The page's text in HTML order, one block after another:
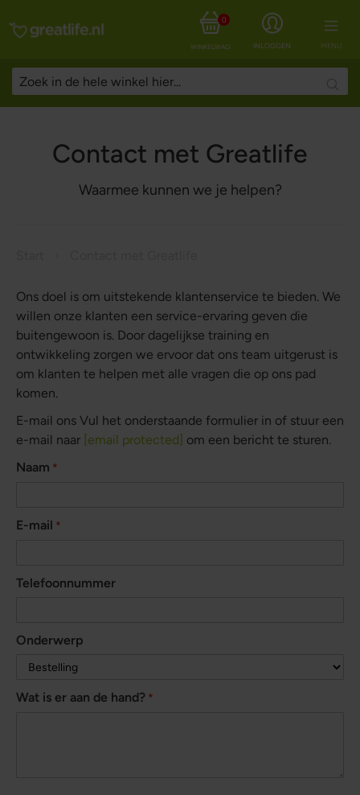
MENU
INLOGGEN
WINKELWAGEN
0
Contact met Greatlife
Waarmee kunnen we je helpen?
Ons doel is om uitstekende klantenservice te bieden. We
willen onze klanten een service-ervaring geven die
buitengewoon is. Door dagelijkse training en
ontwikkeling zorgen we ervoor dat ons team uitgerust is
om klanten te helpen met alle vragen die op ons pad
komen.
E-mail ons Vul het onderstaande formulier in of stuur een
e-mail naar [email protected] om een bericht te sturen.
Naam
E-mail
Telefoonnummer
Onderwerp
Wat is er aan de hand?